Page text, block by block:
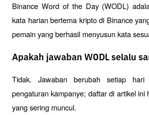
Binance Word of the Day (WODL)
kata harian bertema kripto di Binance
pemain yang berhasil menyusun kata
Apakah jawaban WODL selalu
Tidak. Jawaban berubah setiap
pengaturan kampanye; daftar di artikel ini
yang sering muncul.